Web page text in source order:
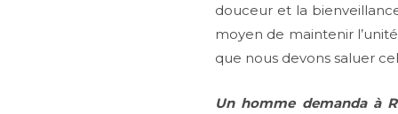
douceur et la
moyen de maintenir
que nous devons saluer
Un homme demanda à